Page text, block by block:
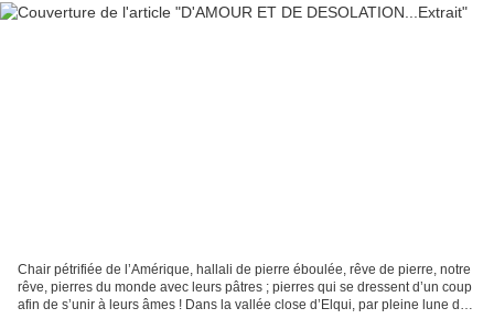
Chair pétrifiée de l’Amérique, hallali de pierre éboulée, rêve de pierre, notre
rêve, pierres du monde avec leurs pâtres ; pierres qui se dressent d’un coup
afin de s’unir à leurs âmes ! Dans la vallée close d’Elqui, par pleine lune de